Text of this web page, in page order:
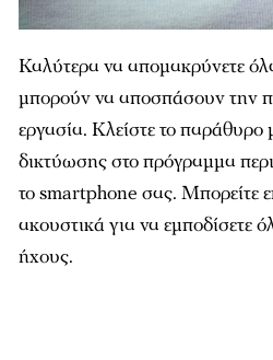
Καλύτερα να απομακρύνετε
μπορούν να αποσπάσουν την
εργασία. Κλείστε το παράθυρο
δικτύωσης στο πρόγραμμα
το smartphone σας. Μπορείτε
ακουστικά για να εμποδίσετε
ήχους.